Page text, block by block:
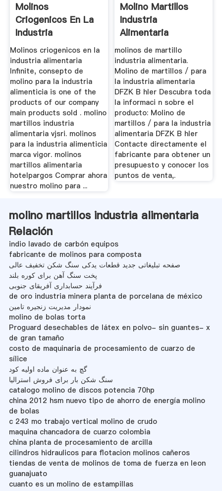
Molinos
Criogenicos En La
Industria
Alimentaria
Molinos criogenicos en la
industria alimentaria
Infinite, consepto de
molino para la industria
alimenticia is one of the
products of our company
main products sold . molino
martillos industria
alimentaria vjsri. molinos
para la industria alimenticia
marca vigor. molinos
martillos alimentaria
hotelpargos Comprar ahora
nuestro molino para ...
Molino Martillos
Industria
Alimentaria
molinos de martillo
industria alimentaria.
Molino de martillos / para
la industria alimentaria
DFZK B hler Descubra toda
la informaci n sobre el
producto: Molino de
martillos / para la industria
alimentaria DFZK B hler
Contacte directamente el
fabricante para obtener un
presupuesto y conocer los
puntos de venta,.
molino martillos industria alimentaria
Relación
indio lavado de carbón equipos
fabricante de molinos para composta
صفحه تبلیغاتی جدید قطعات یدکی سنگ شکن تخفیف عالی
پخت سنگ آهن برای کوره بلند
فرآیند حسابداری آفریقای جنوبی
de oro industria minera planta de porcelana de méxico
نمودار مدیریت زنجیره تامین
molino de bolas torta
Proguard desechables de látex en polvo- sin guantes- x
de gran tamaño
costo de maquinaria de procesamiento de cuarzo de
sílice
گچ به عنوان ماده اولیه کود
سنگ شکن بار برای فروش استرالیا
catalogo molino de discos potencia 70hp
china 2012 hsm nuevo tipo de ahorro de energía molino
de bolas
c 243 mo trabajo vertical molino de crudo
maquina chancadora de cuarzo colombia
china planta de procesamiento de arcilla
cilindros hidraulicos para flotacion molinos cañeros
tiendas de venta de molinos de toma de fuerza en leon
guanajuato
cuanto es un molino de estampillas